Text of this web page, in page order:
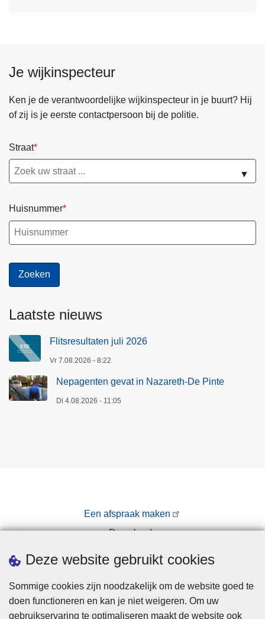
Deze website gebruikt cookies
Sommige cookies zijn noodzakelijk om de website goed te
doen functioneren en kan je niet weigeren. Om uw
gebruikservaring te optimaliseren maakt de website ook
Je wijkinspecteur
Ken je de verantwoordelijke wijkinspecteur in je buurt? Hij
of zij is je eerste contactpersoon bij de politie.
Straat
▼
Huisnummer
Laatste nieuws
Flitsresultaten juli 2026
Vr 7.08.2026 - 8:22
Nepagenten gevat in Nazareth-De Pinte
Di 4.08.2026 - 11:05
Een afspraak maken
Downloads